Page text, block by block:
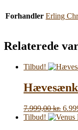
Forhandler Erling
Relaterede
Tilbud!
7.999,00kr. Den
Tilbud!